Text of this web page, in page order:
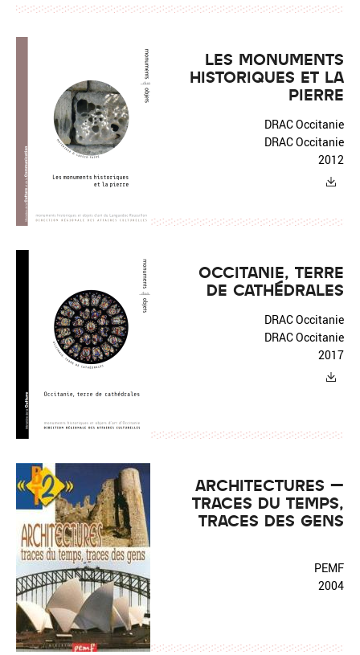
LES MONUMENTS
HISTORIQUES ET LA
PIERRE
DRAC Occitanie
DRAC Occitanie
2012
OCCITANIE, TERRE
DE CATHÉDRALES
DRAC Occitanie
DRAC Occitanie
2017
ARCHITECTURES –
TRACES DU TEMPS,
TRACES DES GENS
PEMF
2004